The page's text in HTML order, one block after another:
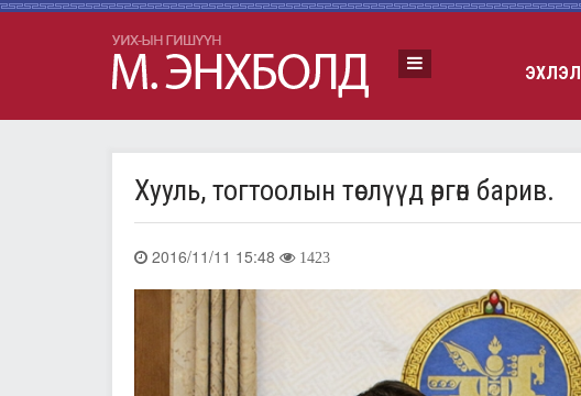
ЭХЛЭЛ
Хууль, тогтоолын төслүүд өргөн барив.
2016/11/11 15:48 1423